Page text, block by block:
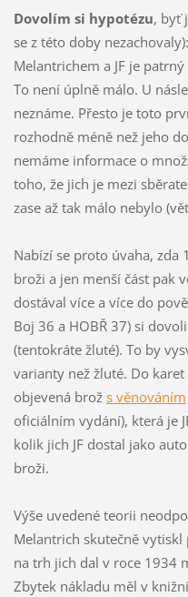
Dovolím si hypotézu, byť
se z této doby
Melantrichem a JF je
To není úplně málo. U
neznáme. Přesto je toto
rozhodně méně než jeho
nemáme informace o
toho, že jich je mezi
zase až tak málo nebylo
Nabízí se proto úvaha, zda
broži a jen menší část pak
dostával více a více do
Boj 36 a HOBŘ 37) si
(tentokráte žluté). To by
varianty než žluté. Do
objevená brož s věnováním
oficiálním vydání), která je
kolik jich JF dostal jako
broži.
Výše uvedené teorii
Melantrich skutečně vytiskl
na trh jich dal v roce 1934
Zbytek nákladu měl v